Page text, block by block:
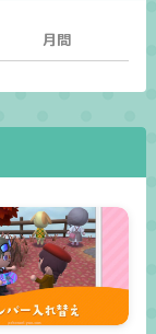
月間